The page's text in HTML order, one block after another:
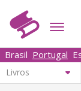
Brasil Portugal